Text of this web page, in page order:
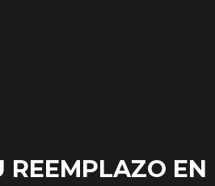
REEMPLAZO EN